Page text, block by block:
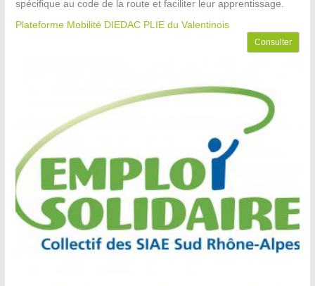
spécifique au code de la route et faciliter leur apprentissage.
Plateforme Mobilité DIEDAC PLIE du Valentinois
Consulter